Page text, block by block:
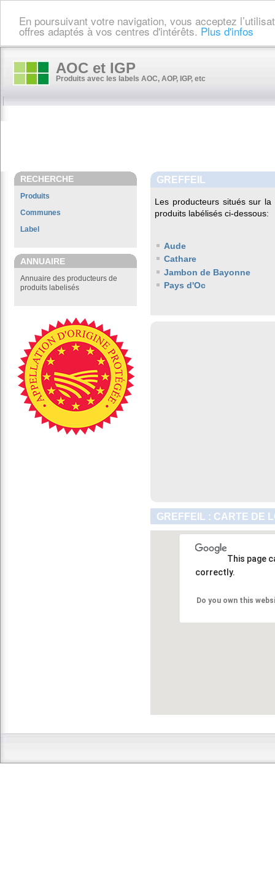
En poursuivant votre navigation, vous acceptez
offres adaptés à vos centres d'intérêts. Plus d'infos
AOC et IGP
Produits avec les labels AOC, AOP, IGP, etc
RECHERCHE
Produits
Communes
Label
ANNUAIRE
Annuaire des producteurs de
produits labelisés
GREFFEIL
Les producteurs situés sur
produits labélisés ci-dessous:
Aude
Cathare
Jambon de Bayonne
Pays d'Oc
GREFFEIL : CARTE DE
This page
correctly.
Do you own this